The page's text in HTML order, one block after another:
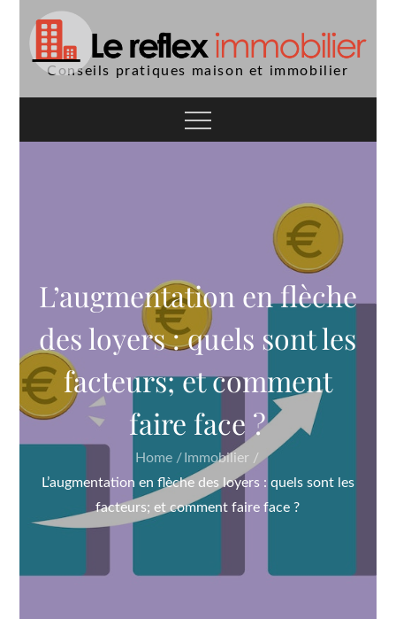
content
Conseils pratiques maison et immobilier
L’augmentation en flèche
des loyers : quels sont les
facteurs; et comment
faire face ?
Home
Immobilier
L’augmentation en flèche des loyers : quels sont les
facteurs; et comment faire face ?